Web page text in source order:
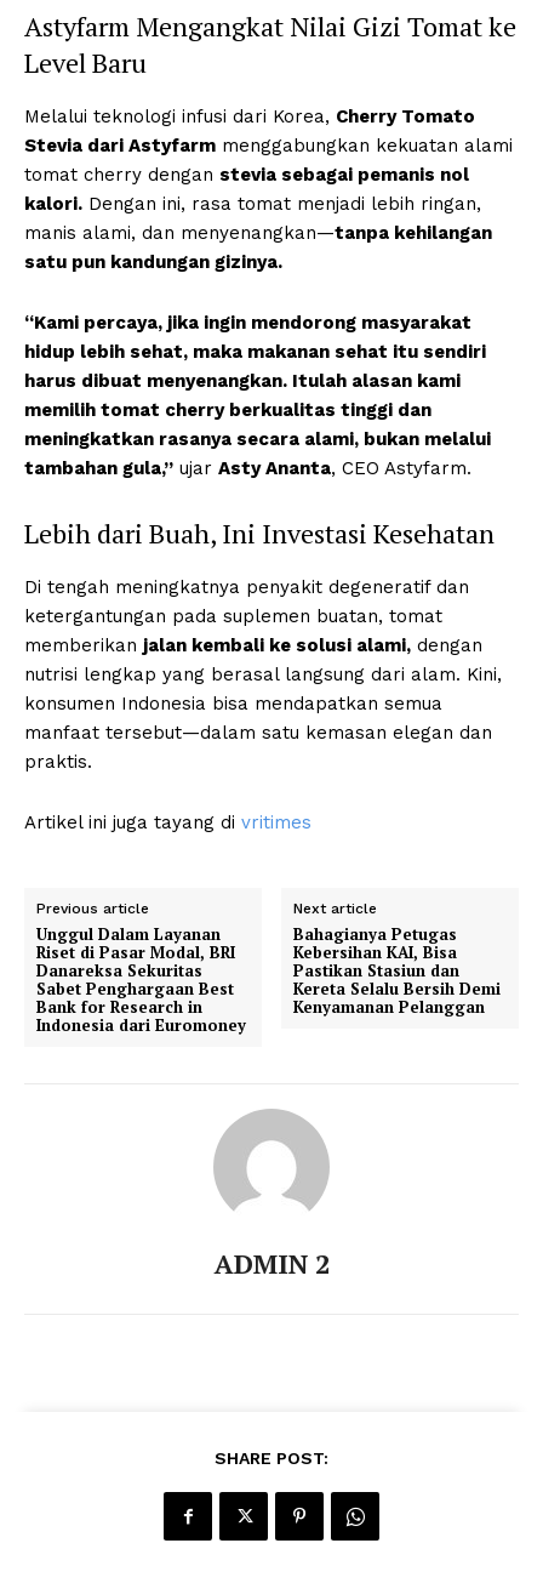
Astyfarm Mengangkat Nilai Gizi Tomat ke
Level Baru
Melalui teknologi infusi dari Korea, Cherry Tomato
Stevia dari Astyfarm menggabungkan kekuatan alami
tomat cherry dengan stevia sebagai pemanis nol
kalori. Dengan ini, rasa tomat menjadi lebih ringan,
manis alami, dan menyenangkan—tanpa kehilangan
satu pun kandungan gizinya.
“Kami percaya, jika ingin mendorong masyarakat
hidup lebih sehat, maka makanan sehat itu sendiri
harus dibuat menyenangkan. Itulah alasan kami
memilih tomat cherry berkualitas tinggi dan
meningkatkan rasanya secara alami, bukan melalui
tambahan gula,” ujar Asty Ananta, CEO Astyfarm.
Lebih dari Buah, Ini Investasi Kesehatan
Di tengah meningkatnya penyakit degeneratif dan
ketergantungan pada suplemen buatan, tomat
memberikan jalan kembali ke solusi alami, dengan
nutrisi lengkap yang berasal langsung dari alam. Kini,
konsumen Indonesia bisa mendapatkan semua
manfaat tersebut—dalam satu kemasan elegan dan
praktis.
Artikel ini juga tayang di vritimes
Previous article
Unggul Dalam Layanan
Riset di Pasar Modal, BRI
Danareksa Sekuritas
Sabet Penghargaan Best
Bank for Research in
Indonesia dari Euromoney
Next article
Bahagianya Petugas
Kebersihan KAI, Bisa
Pastikan Stasiun dan
Kereta Selalu Bersih Demi
Kenyamanan Pelanggan
ADMIN 2
SHARE POST: